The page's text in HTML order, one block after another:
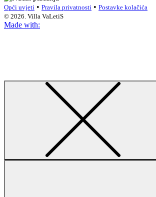
Opći uvjeti • Pravila privatnosti • Postavke kolačića
© 2026. Villa VaLetiS
Made with: